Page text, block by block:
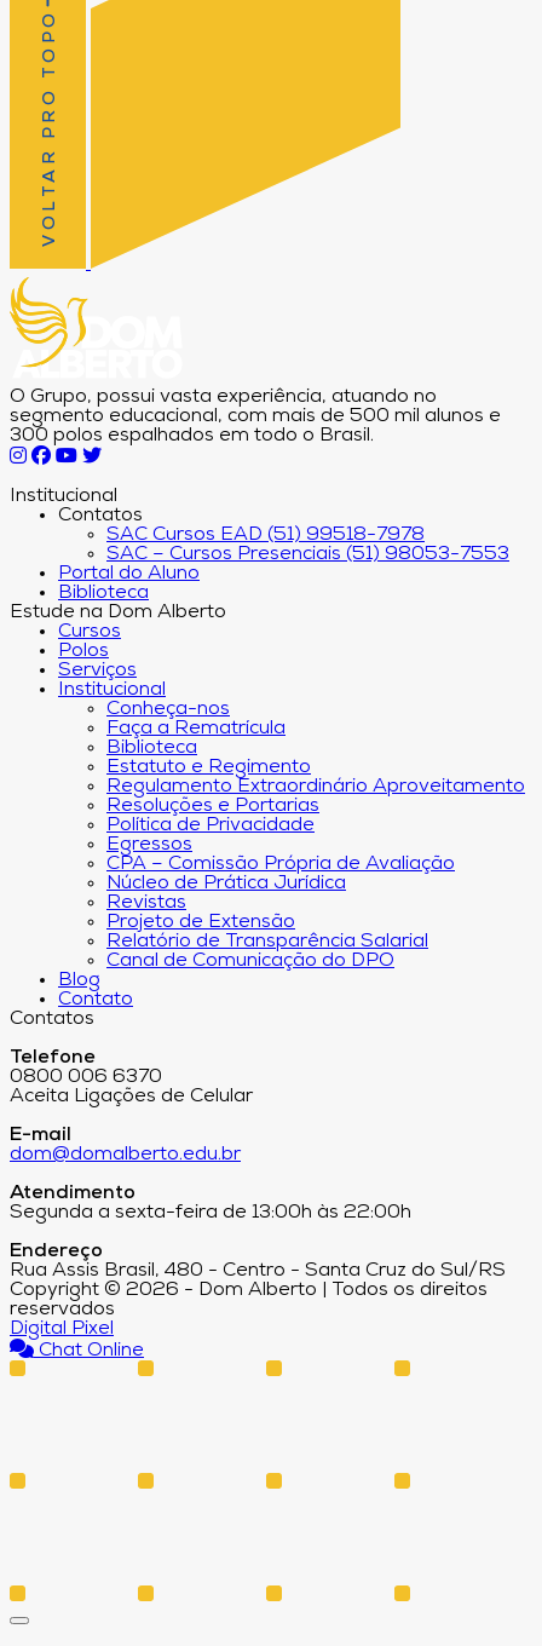
VOLTAR PRO TOPO
O Grupo, possui vasta experiência, atuando no
segmento educacional, com mais de 500 mil alunos e
300 polos espalhados em todo o Brasil.
Institucional
Contatos
SAC Cursos EAD (51) 99518-7978
SAC – Cursos Presenciais (51) 98053-7553
Portal do Aluno
Biblioteca
Estude na Dom Alberto
Cursos
Polos
Serviços
Institucional
Conheça-nos
Faça a Rematrícula
Biblioteca
Estatuto e Regimento
Regulamento Extraordinário Aproveitamento
Resoluções e Portarias
Política de Privacidade
Egressos
CPA – Comissão Própria de Avaliação
Núcleo de Prática Jurídica
Revistas
Projeto de Extensão
Relatório de Transparência Salarial
Canal de Comunicação do DPO
Blog
Contato
Contatos
Telefone
0800 006 6370
Aceita Ligações de Celular
E-mail
dom@domalberto.edu.br
Atendimento
Segunda a sexta-feira de 13:00h às 22:00h
Endereço
Rua Assis Brasil, 480 - Centro - Santa Cruz do Sul/RS
Copyright © 2026 - Dom Alberto | Todos os direitos
reservados
Digital Pixel
Chat Online